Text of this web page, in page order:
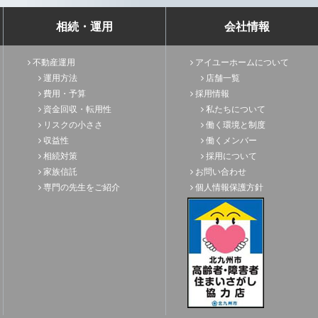
相続・運用
不動産運用
運用方法
費用・予算
資金回収・転用性
リスクの小ささ
収益性
相続対策
家族信託
専門の先生をご紹介
会社情報
アイユーホームについて
店舗一覧
採用情報
私たちについて
働く環境と制度
働くメンバー
採用について
お問い合わせ
個人情報保護方針